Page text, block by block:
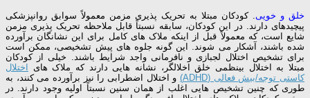
خلق و خویی. کودکان مبتلا به تحریک ­پذیری مزمن معمولاً سوابق روان­پزشکی
پیچیده­ای دارند. در این کودکان، سابقه نسبتاً قابل ملاحظه تحریک­ پذیری مزمن
شایع است، که معمولاً قبل از اینکه ملاک­ های کامل برای این نشانگان برآورده
شده باشند، آشکار می شوند. این گونه جلوه­ های پیش­ تشخیصی، ممکن است
برای تشخیص اختلال لجبازی و نافرمانی واجد شرایط باشند. خیلی از کودکان
مبتلا به اختلال بی­نظمی خلق اخلالگر، نشانه ­هایی دارند که ملاک ­های
اختلال
کاستی توجه/بیش­ فعالی (ADHD)
و اختلال اضطرابی را نیز برآورده می­ کنند، به
طوری که چنین تشخیص­ هایی اغلب از همان سنین نسبتاً اولیه وجود دارند. در